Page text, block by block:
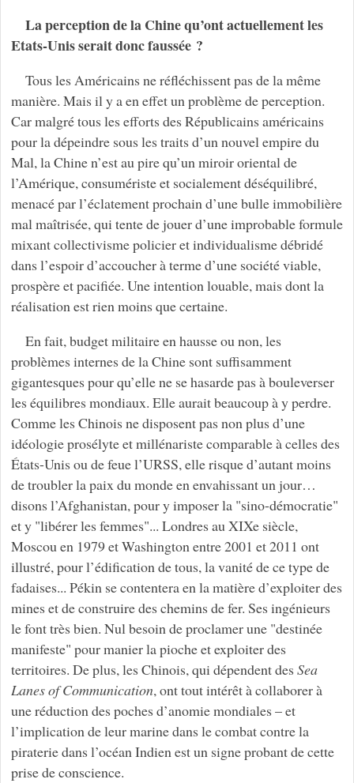
La perception de la Chine qu’ont actuellement les
Etats-Unis serait donc faussée ?
Tous les Américains ne réfléchissent pas de la même
manière. Mais il y a en effet un problème de perception.
Car malgré tous les efforts des Républicains américains
pour la dépeindre sous les traits d’un nouvel empire du
Mal, la Chine n’est au pire qu’un miroir oriental de
l’Amérique, consumériste et socialement déséquilibré,
menacé par l’éclatement prochain d’une bulle immobilière
mal maîtrisée, qui tente de jouer d’une improbable formule
mixant collectivisme policier et individualisme débridé
dans l’espoir d’accoucher à terme d’une société viable,
prospère et pacifiée. Une intention louable, mais dont la
réalisation est rien moins que certaine.
En fait, budget militaire en hausse ou non, les
problèmes internes de la Chine sont suffisamment
gigantesques pour qu’elle ne se hasarde pas à bouleverser
les équilibres mondiaux. Elle aurait beaucoup à y perdre.
Comme les Chinois ne disposent pas non plus d’une
idéologie prosélyte et millénariste comparable à celles des
États-Unis ou de feue l’URSS, elle risque d’autant moins
de troubler la paix du monde en envahissant un jour…
disons l’Afghanistan, pour y imposer la "sino-démocratie"
et y "libérer les femmes"... Londres au XIXe siècle,
Moscou en 1979 et Washington entre 2001 et 2011 ont
illustré, pour l’édification de tous, la vanité de ce type de
fadaises... Pékin se contentera en la matière d’exploiter des
mines et de construire des chemins de fer. Ses ingénieurs
le font très bien. Nul besoin de proclamer une "destinée
manifeste" pour manier la pioche et exploiter des
territoires. De plus, les Chinois, qui dépendent des Sea
Lanes of Communication, ont tout intérêt à collaborer à
une réduction des poches d’anomie mondiales – et
l’implication de leur marine dans le combat contre la
piraterie dans l’océan Indien est un signe probant de cette
prise de conscience.